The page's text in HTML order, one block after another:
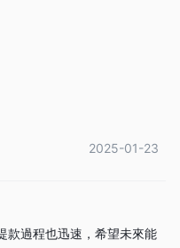
は明確で簡単な手順
ださい：
ートアカウントは$10片道
2025-01-23
款過程也迅速，希望未來能